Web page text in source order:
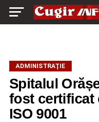
ADMINISTRAŢIE
Spitalul
fost certificat
ISO 9001